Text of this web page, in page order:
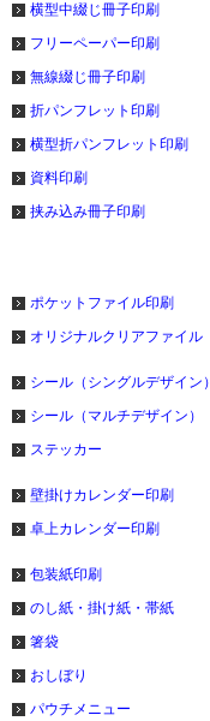
横型中綴じ冊子印刷
フリーペーパー印刷
無線綴じ冊子印刷
折パンフレット印刷
横型折パンフレット印刷
資料印刷
挟み込み冊子印刷
ポケットファイル印刷
オリジナルクリアファイル
シール（シングルデザイン）
シール（マルチデザイン）
ステッカー
壁掛けカレンダー印刷
卓上カレンダー印刷
包装紙印刷
のし紙・掛け紙・帯紙
箸袋
おしぼり
パウチメニュー